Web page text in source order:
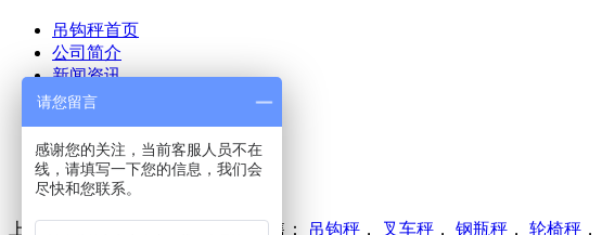
吊钩秤首页
公司简介
新闻资讯
产品中心
售后服务
在线留言
联系我们
上海实干实业有限公司主要生产销售： 吊钩秤 ， 叉车秤 ， 钢瓶秤 ， 轮椅秤 ，
请您留言
感谢您的关注，当前客服人员不在
线，请填写一下您的信息，我们会
尽快和您联系。